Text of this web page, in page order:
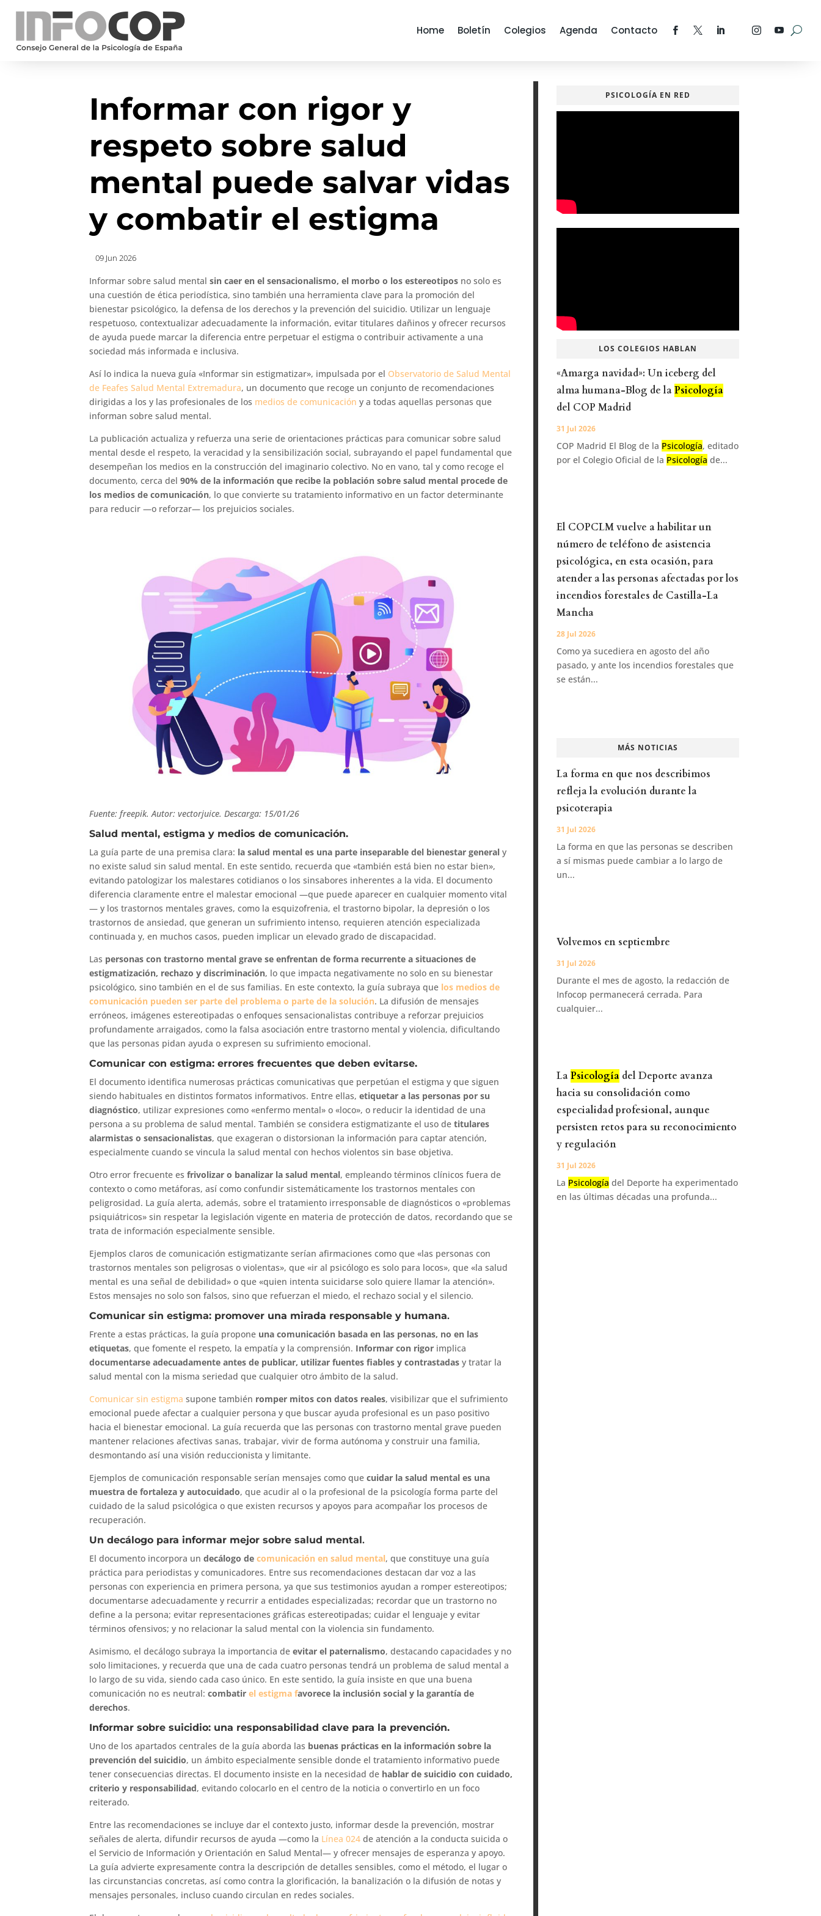
Home Boletín Colegios Agenda Contacto
Informar con rigor y
respeto sobre salud
mental puede salvar vidas
y combatir el estigma
09 Jun 2026
Informar sobre salud mentalsin caer en el sensacionalismo, el morbo o los estereotipos no solo es
una cuestión de ética periodística, sino también una herramienta clave para la promoción del
bienestar psicológico, la defensa de los derechos y la prevención del suicidio. Utilizar un lenguaje
respetuoso, contextualizar adecuadamente la información, evitar titulares dañinos y ofrecer recursos
de ayuda puede marcar la diferencia entre perpetuar el estigma o contribuir activamente a una
sociedad más informada e inclusiva.
Así lo indica la nueva guía «Informar sin estigmatizar», impulsada por el Observatorio de Salud Mental
de Feafes Salud Mental Extremadura, un documento que recoge un conjunto de recomendaciones
dirigidas a los y las profesionales de los medios de comunicación y a todas aquellas personas que
informan sobre salud mental.
La publicación actualiza y refuerza una serie de orientaciones prácticas para comunicar sobre salud
mental desde el respeto, la veracidad y la sensibilización social, subrayando el papel fundamental que
desempeñan los medios en la construcción del imaginario colectivo. No en vano, tal y como recoge el
documento, cerca del90% de la información que recibe la población sobre salud mental procede de
los medios de comunicación, lo que convierte su tratamiento informativo en un factor determinante
para reducir —o reforzar— los prejuicios sociales.
Fuente: freepik. Autor: vectorjuice. Descarga: 15/01/26
Salud mental, estigma y medios de comunicación.
La guía parte de una premisa clara: la salud mental es una parte inseparable del bienestar general y
no existe salud sin salud mental. En este sentido, recuerda que «también está bien no estar bien»,
evitando patologizar los malestares cotidianos o los sinsabores inherentes a la vida. El documento
diferencia claramente entre el malestar emocional —que puede aparecer en cualquier momento vital
— y los trastornos mentales graves, como la esquizofrenia, el trastorno bipolar, la depresión o los
trastornos de ansiedad, que generan un sufrimiento intenso, requieren atención especializada
continuada y, en muchos casos, pueden implicar un elevado grado de discapacidad.
Las personas con trastorno mental grave se enfrentan de forma recurrente a situaciones de
estigmatización, rechazo y discriminación, lo que impacta negativamente no solo en su bienestar
psicológico, sino también en el de sus familias. En este contexto, la guía subraya que los medios de
comunicación pueden ser parte del problema o parte de la solución. La difusión de mensajes
erróneos, imágenes estereotipadas o enfoques sensacionalistas contribuye a reforzar prejuicios
profundamente arraigados, como la falsa asociación entre trastorno mental y violencia, dificultando
que las personas pidan ayuda o expresen su sufrimiento emocional.
Comunicar con estigma: errores frecuentes que deben evitarse.
El documento identifica numerosas prácticas comunicativas que perpetúan el estigma y que siguen
siendo habituales en distintos formatos informativos. Entre ellas,etiquetar a las personas por su
diagnóstico, utilizar expresiones como «enfermo mental» o «loco», o reducir la identidad de una
persona a su problema de salud mental. También se considera estigmatizante el uso detitulares
alarmistas o sensacionalistas, que exageran o distorsionan la información para captar atención,
especialmente cuando se vincula la salud mental con hechos violentos sin base objetiva.
Otro error frecuente esfrivolizar o banalizar la salud mental, empleando términos clínicos fuera de
contexto o como metáforas, así como confundir sistemáticamente los trastornos mentales con
peligrosidad. La guía alerta, además, sobre el tratamiento irresponsable de diagnósticos o «problemas
psiquiátricos» sin respetar la legislación vigente en materia de protección de datos, recordando que se
trata de información especialmente sensible.
Ejemplos claros de comunicación estigmatizante serían afirmaciones como que «las personas con
trastornos mentales son peligrosas o violentas», que «ir al psicólogo es solo para locos», que «la salud
mental es una señal de debilidad» o que «quien intenta suicidarse solo quiere llamar la atención».
Estos mensajes no solo son falsos, sino que refuerzan el miedo, el rechazo social y el silencio.
Comunicar sin estigma: promover una mirada responsable y humana.
Frente a estas prácticas, la guía propone una comunicación basada en las personas, no en las
etiquetas, que fomente el respeto, la empatía y la comprensión. Informar con rigor implica
documentarse adecuadamente antes de publicar, utilizar fuentes fiables y contrastadasy tratar la
salud mental con la misma seriedad que cualquier otro ámbito de la salud.
Comunicar sin estigma supone también romper mitos con datos reales, visibilizar que el sufrimiento
emocional puede afectar a cualquier persona y que buscar ayuda profesional es un paso positivo
hacia el bienestar emocional. La guía recuerda que las personas con trastorno mental grave pueden
mantener relaciones afectivas sanas, trabajar, vivir de forma autónoma y construir una familia,
desmontando así una visión reduccionista y limitante.
Ejemplos de comunicación responsable serían mensajes como quecuidar la salud mental es una
muestra de fortaleza y autocuidado, que acudir al o la profesional de la psicología forma parte del
cuidado de la salud psicológica o que existen recursos y apoyos para acompañar los procesos de
recuperación.
Un decálogo para informar mejor sobre salud mental.
El documento incorpora undecálogo decomunicación en salud mental, que constituye una guía
práctica para periodistas y comunicadores. Entre sus recomendaciones destacan dar voz a las
personas con experiencia en primera persona, ya que sus testimonios ayudan a romper estereotipos;
documentarse adecuadamente y recurrir a entidades especializadas; recordar que un trastorno no
define a la persona; evitar representaciones gráficas estereotipadas; cuidar el lenguaje y evitar
términos ofensivos; y no relacionar la salud mental con la violencia sin fundamento.
Asimismo, el decálogo subraya la importancia deevitar el paternalismo, destacando capacidades y no
solo limitaciones, y recuerda que una de cada cuatro personas tendrá un problema de salud mental a
lo largo de su vida, siendo cada caso único. En este sentido, la guía insiste en que una buena
comunicación no es neutral:combatirel estigma favorece la inclusión social y la garantía de
derechos.
Informar sobre suicidio: una responsabilidad clave para la prevención.
Uno de los apartados centrales de la guía aborda las buenas prácticas en la información sobre la
prevención del suicidio, un ámbito especialmente sensible donde el tratamiento informativo puede
tener consecuencias directas. El documento insiste en la necesidad de hablar de suicidio con cuidado,
criterio y responsabilidad, evitando colocarlo en el centro de la noticia o convertirlo en un foco
reiterado.
Entre las recomendaciones se incluye dar el contexto justo, informar desde la prevención, mostrar
señales de alerta, difundir recursos de ayuda —como la Línea 024 de atención a la conducta suicida o
el Servicio de Información y Orientación en Salud Mental— y ofrecer mensajes de esperanza y apoyo.
La guía advierte expresamente contra la descripción de detalles sensibles, como el método, el lugar o
las circunstancias concretas, así como contra la glorificación, la banalización o la difusión de notas y
mensajes personales, incluso cuando circulan en redes sociales.
PSICOLOGÍA EN RED
LOS COLEGIOS HABLAN
«Amarga navidad»: Un iceberg del
alma humana-Blog de laPsicología
del COP Madrid
31 Jul 2026
COP Madrid El Blog de la Psicología, editado
por el Colegio Oficial de la Psicología de...
El COPCLM vuelve a habilitar un
número de teléfono de asistencia
psicológica, en esta ocasión, para
atender a las personas afectadas por los
incendios forestales de Castilla-La
Mancha
28 Jul 2026
Como ya sucediera en agosto del año
pasado, y ante los incendios forestales que
se están...
MÁS NOTICIAS
La forma en que nos describimos
refleja la evolución durante la
psicoterapia
31 Jul 2026
La forma en que las personas se describen
a sí mismas puede cambiar a lo largo de
un...
Volvemos en septiembre
31 Jul 2026
Durante el mes de agosto, la redacción de
Infocop permanecerá cerrada. Para
cualquier...
LaPsicologíadel Deporte avanza
hacia su consolidación como
especialidad profesional, aunque
persisten retos para su reconocimiento
y regulación
31 Jul 2026
La Psicología del Deporte ha experimentado
en las últimas décadas una profunda...